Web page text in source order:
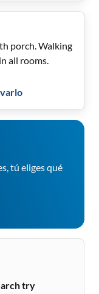
porch. Walking
all rooms.
tú eliges qué
try